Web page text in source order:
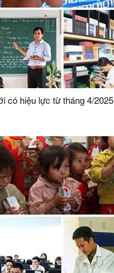
có hiệu lực từ tháng 4/2025